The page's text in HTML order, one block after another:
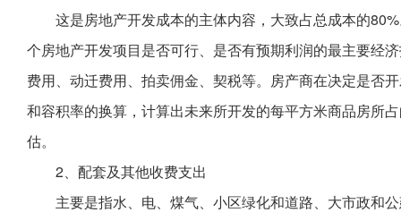
这是房地产开发成本的主体内容，大致占总成本的
个房地产开发项目是否可行、是否有预期利润的最主要经
费用、动迁费用、拍卖佣金、契税等。房产商在决定是否
和容积率的换算，计算出未来所开发的每平方米商品房所
估。
2、配套及其他收费支出
主要是指水、电、煤气、小区绿化和道路、大市政和